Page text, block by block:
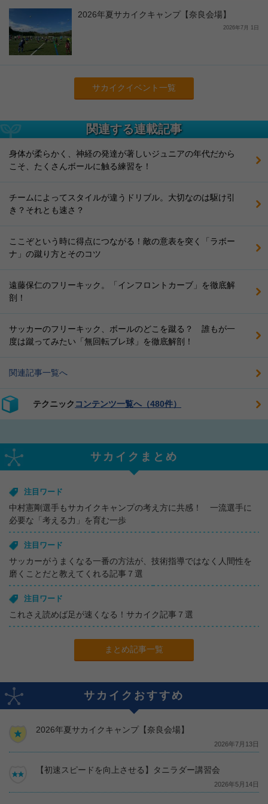
2026年夏サカイクキャンプ【奈良会場】
2026年7月 1日
サカイクイベント一覧
関連する連載記事
身体が柔らかく、神経の発達が著しいジュニアの年代だから
こそ、たくさんボールに触る練習を！
チームによってスタイルが違うドリブル。大切なのは駆け引
き？それとも速さ？
ここぞという時に得点につながる！敵の意表を突く「ラボー
ナ」の蹴り方とそのコツ
遠藤保仁のフリーキック。「インフロントカーブ」を徹底解
剖！
サッカーのフリーキック、ボールのどこを蹴る？ 誰もが一
度は蹴ってみたい「無回転ブレ球」を徹底解剖！
関連記事一覧へ
テクニック コンテンツ一覧へ（480件）
サカイクまとめ
注目ワード
中村憲剛選手もサカイクキャンプの考え方に共感！ 一流選手に
必要な「考える力」を育む一歩
注目ワード
サッカーがうまくなる一番の方法が、技術指導ではなく人間性を
磨くことだと教えてくれる記事７選
注目ワード
これさえ読めば足が速くなる！サカイク記事７選
まとめ記事一覧
サカイクおすすめ
2026年夏サカイクキャンプ【奈良会場】
2026年7月13日
【初速スピードを向上させる】タニラダー講習会
2026年5月14日